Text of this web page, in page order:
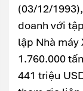
(03/12/
doanh với
lập Nhà máy
1.760.000
441 triệu